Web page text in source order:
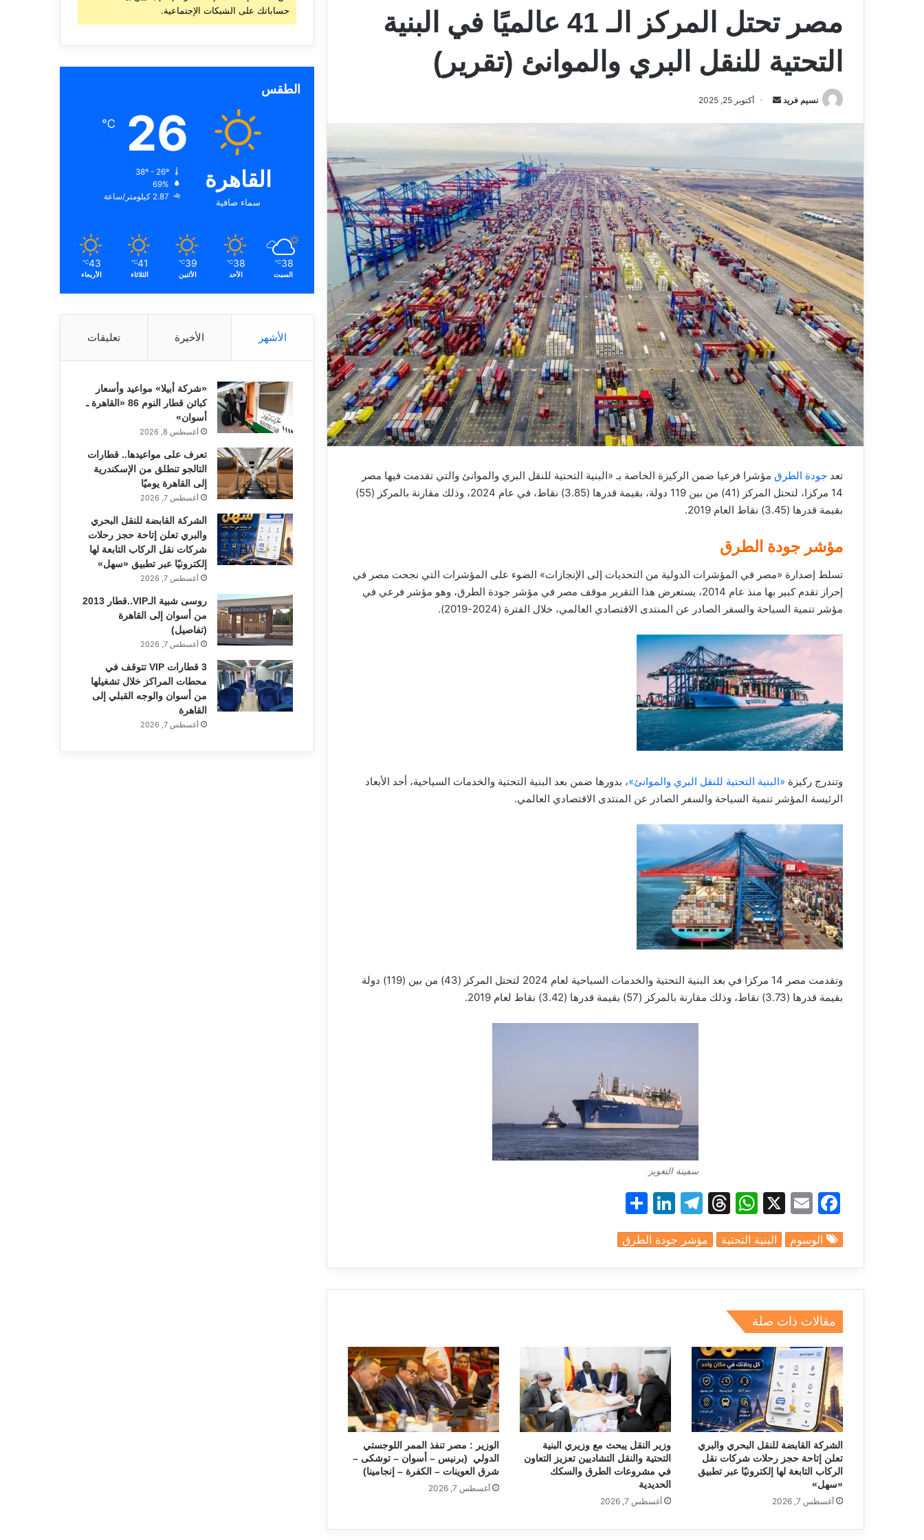
مصر تحتل المركز الـ 41 عالميًا في البنية
التحتية للنقل البري والموانئ (تقرير)
نسيم فريد
ر
ي
د
ا
إ
ل
ك
ت
ر
و
ن
ي
ا
أكتوبر 25, 2025
تعد جودة الطرق مؤشرا فرعيا ضمن الركيزة الخاصة بـ «البنية التحتية للنقل البري والموانئ والتي تقدمت فيها مصر
14 مركزا، لتحتل المركز (41) من بين 119 دولة، بقيمة قدرها (3.85) نقاط، في عام 2024، وذلك مقارنة بالمركز (55)
بقيمة قدرها (3.45) نقاط العام 2019.
مؤشر جودة الطرق
تسلط إصدارة «مصر في المؤشرات الدولية من التحديات إلى الإنجازات» الضوء على المؤشرات التي نجحت مصر في
إحراز تقدم كبير بها منذ عام 2014، يستعرض هذا التقرير موقف مصر في مؤشر جودة الطرق، وهو مؤشر فرعي في
مؤشر تنمية السياحة والسفر الصادر عن المنتدى الاقتصادي العالمي، خلال الفترة (2024-2019).
وتندرج ركيزة «البنية التحتية للنقل البري والموانئ»، بدورها ضمن بعد البنية التحتية والخدمات السياحية، أحد الأبعاد
الرئيسة المؤشر تنمية السياحة والسفر الصادر عن المنتدى الاقتصادي العالمي.
وتقدمت مصر 14 مركزا في بعد البنية التحتية والخدمات السياحية لعام 2024 لتحتل المركز (43) من بين (119) دولة
بقيمة قدرها (3.73) نقاط، وذلك مقارنة بالمركز (57) بقيمة قدرها (3.42) نقاط لعام 2019.
سفينة التغويز
F
c
e
b
o
o
k
E
ai
l
X
W
at
s
A
p
T
e
a
d
T
e
gr
a
Li
k
e
dI
ar
e
الوسوم البنية التحتية مؤشر جودة الطرق
مقالات ذات صلة
الشركة القابضة للنقل البحري والبري
تعلن إتاحة حجز رحلات شركات نقل
الركاب التابعة لها إلكترونيًا عبر تطبيق
«سهل»
أغسطس 7, 2026
وزير النقل يبحث مع وزيري البنية
التحتية والنقل التشاديين تعزيز التعاون
في مشروعات الطرق والسكك
الحديدية
أغسطس 7, 2026
الوزير : مصر تنفذ الممر اللوجستي
الدولي (برنيس – أسوان – توشكى –
شرق العوينات – الكفرة – إنجامينا)
أغسطس 7, 2026
حساباتك على الشبكات الإجتماعية.
الطقس
القاهرة
سماء صافية
26
℃
69%
2.87 كيلومتر/ساعة
38
℃
السبت
38
℃
الأحد
39
℃
الأثنين
41
℃
الثلاثاء
43
℃
الأربعاء
الأشهر الأخيرة تعليقات
«شركة أبيلا» مواعيد وأسعار
كبائن قطار النوم 86 «القاهرة ـ
أسوان»
أغسطس 8, 2026
تعرف على مواعيدها.. قطارات
التالجو تنطلق من الإسكندرية
إلى القاهرة يوميًا
أغسطس 7, 2026
الشركة القابضة للنقل البحري
والبري تعلن إتاحة حجز رحلات
شركات نقل الركاب التابعة لها
إلكترونيًا عبر تطبيق «سهل»
أغسطس 7, 2026
روسى شبية الـVIP..قطار 2013
من أسوان إلى القاهرة
(تفاصيل)
أغسطس 7, 2026
3 قطارات VIP تتوقف في
محطات المراكز خلال تشغيلها
من أسوان والوجه القبلي إلى
القاهرة
أغسطس 7, 2026